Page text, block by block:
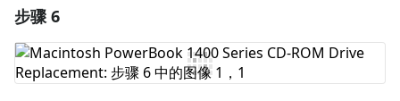
添加评论
步骤 6